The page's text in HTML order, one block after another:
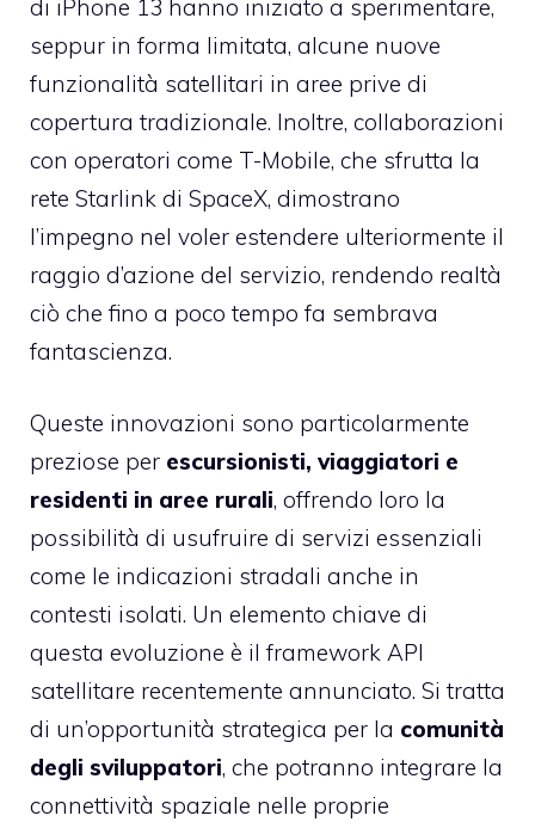
di iPhone 13 hanno iniziato a sperimentare,
seppur in forma limitata, alcune nuove
funzionalità satellitari in aree prive di
copertura tradizionale. Inoltre, collaborazioni
con operatori come T-Mobile, che sfrutta la
rete Starlink di SpaceX, dimostrano
l’impegno nel voler estendere ulteriormente il
raggio d’azione del servizio, rendendo realtà
ciò che fino a poco tempo fa sembrava
fantascienza.
Queste innovazioni sono particolarmente
preziose per escursionisti, viaggiatori e
residenti in aree rurali, offrendo loro la
possibilità di usufruire di servizi essenziali
come le indicazioni stradali anche in
contesti isolati. Un elemento chiave di
questa evoluzione è il framework API
satellitare recentemente annunciato. Si tratta
di un’opportunità strategica per la comunità
degli sviluppatori, che potranno integrare la
connettività spaziale nelle proprie